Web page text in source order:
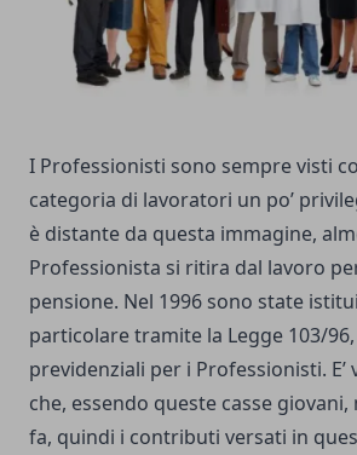
I Professionisti sono sempre visti
categoria di lavoratori un po’
è distante da questa immagine,
Professionista si ritira dal lavoro
pensione. Nel 1996 sono state
particolare tramite la Legge 103/96,
previdenziali per i Professionisti.
che, essendo queste casse
fa, quindi i contributi versati in